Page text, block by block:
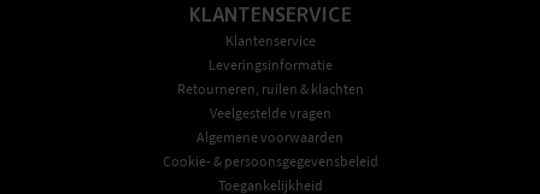
KLANTENSERVICE
Klantenservice
Leveringsinformatie
Retourneren, ruilen & klachten
Veelgestelde vragen
Algemene voorwaarden
Cookie- & persoonsgegevensbeleid
Toegankelijkheid